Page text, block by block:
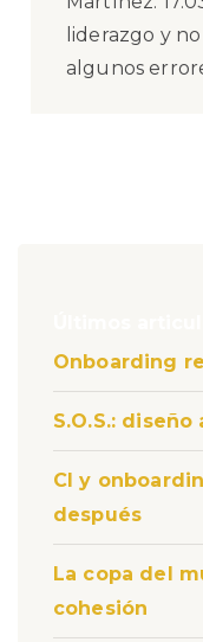
liderazgo y
algunos
Onboarding
S.O.S.:
CI y
después
La copa del
cohesión